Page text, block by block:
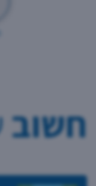
חשוב